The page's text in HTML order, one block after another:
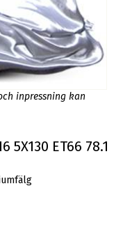
inpressning kan
5X130 ET66 78.1